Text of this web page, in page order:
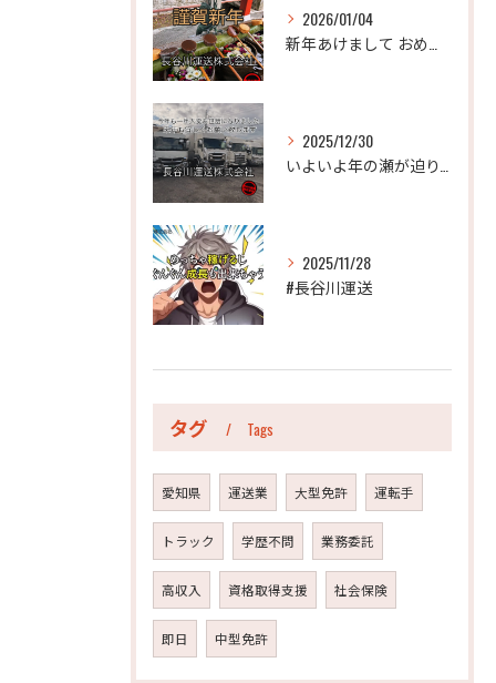
2026/01/04
新年あけまして おめでとうございます。
2025/12/30
いよいよ年の瀬が迫り、今年も年末のご挨拶をさせていただく時期...
2025/11/28
#長谷川運送
タグ Tags
愛知県 運送業 大型免許 運転手
トラック 学歴不問 業務委託
高収入 資格取得支援 社会保険
即日 中型免許